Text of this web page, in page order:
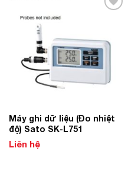
Máy ghi dữ liệu (Đo nhiệt
độ) Sato SK-L751
Liên hệ